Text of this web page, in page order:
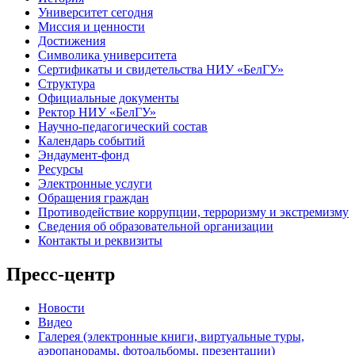
Университет сегодня
Миссия и ценности
Достижения
Символика университета
Сертификаты и свидетельства НИУ «БелГУ»
Структура
Официальные документы
Ректор НИУ «БелГУ»
Научно-педагогический состав
Календарь событий
Эндаумент-фонд
Ресурсы
Электронные услуги
Обращения граждан
Противодействие коррупции, терроризму и экстремизму
Сведения об образовательной организации
Контакты и реквизиты
Пресс-центр
Новости
Видео
Галерея (электронные книги, виртуальные туры,
аэропанорамы, фотоальбомы, презентации)